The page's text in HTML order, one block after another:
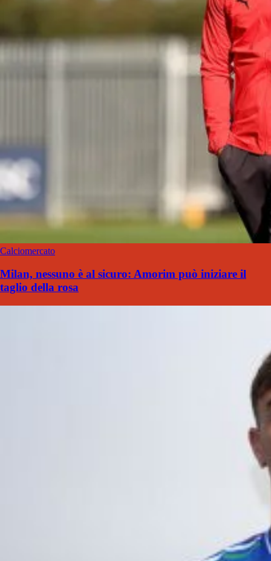
Calciomercato
Milan, nessuno è al sicuro: Amorim può iniziare il
taglio della rosa